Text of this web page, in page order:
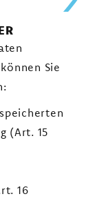
Sie
(Art. 15
16